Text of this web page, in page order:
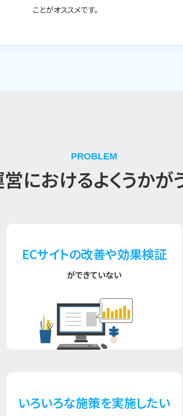
ことがオススメです。
PROBLEM
営におけるよくうかが
ECサイトの改善や効果検証
ができていない
いろいろな施策を実施したい